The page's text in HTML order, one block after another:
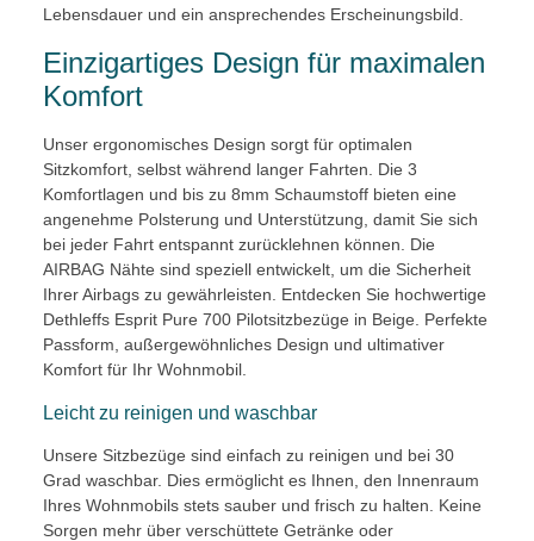
Lebensdauer und ein ansprechendes Erscheinungsbild.
Einzigartiges Design für maximalen
Komfort
Unser ergonomisches Design sorgt für optimalen
Sitzkomfort, selbst während langer Fahrten. Die 3
Komfortlagen und bis zu 8mm Schaumstoff bieten eine
angenehme Polsterung und Unterstützung, damit Sie sich
bei jeder Fahrt entspannt zurücklehnen können. Die
AIRBAG Nähte sind speziell entwickelt, um die Sicherheit
Ihrer Airbags zu gewährleisten. Entdecken Sie hochwertige
Dethleffs Esprit Pure 700 Pilotsitzbezüge in Beige. Perfekte
Passform, außergewöhnliches Design und ultimativer
Komfort für Ihr Wohnmobil.
Leicht zu reinigen und waschbar
Unsere Sitzbezüge sind einfach zu reinigen und bei 30
Grad waschbar. Dies ermöglicht es Ihnen, den Innenraum
Ihres Wohnmobils stets sauber und frisch zu halten. Keine
Sorgen mehr über verschüttete Getränke oder